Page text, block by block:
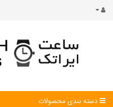
دسته بندی محصولات